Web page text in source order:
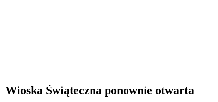
Wioska Świąteczna ponownie otwarta